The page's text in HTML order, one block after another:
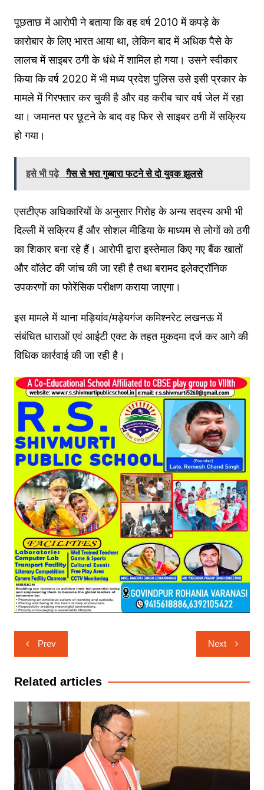
पूछताछ में आरोपी ने बताया कि वह वर्ष 2010 में कपड़े के
कारोबार के लिए भारत आया था, लेकिन बाद में अधिक पैसे के
लालच में साइबर ठगी के धंधे में शामिल हो गया। उसने स्वीकार
किया कि वर्ष 2020 में भी मध्य प्रदेश पुलिस उसे इसी प्रकार के
मामले में गिरफ्तार कर चुकी है और वह करीब चार वर्ष जेल में रहा
था। जमानत पर छूटने के बाद वह फिर से साइबर ठगी में सक्रिय
हो गया।
इसे भी पढ़े गैस से भरा गुब्बारा फटने से दो युवक झुलसे
एसटीएफ अधिकारियों के अनुसार गिरोह के अन्य सदस्य अभी भी
दिल्ली में सक्रिय हैं और सोशल मीडिया के माध्यम से लोगों को ठगी
का शिकार बना रहे हैं। आरोपी द्वारा इस्तेमाल किए गए बैंक खातों
और वॉलेट की जांच की जा रही है तथा बरामद इलेक्ट्रॉनिक
उपकरणों का फोरेंसिक परीक्षण कराया जाएगा।
इस मामले में थाना मड़ियांव/मड़ेयगंज कमिश्नरेट लखनऊ में
संबंधित धाराओं एवं आईटी एक्ट के तहत मुकदमा दर्ज कर आगे की
विधिक कार्रवाई की जा रही है।
Post
navigation
Prev Next
Related articles